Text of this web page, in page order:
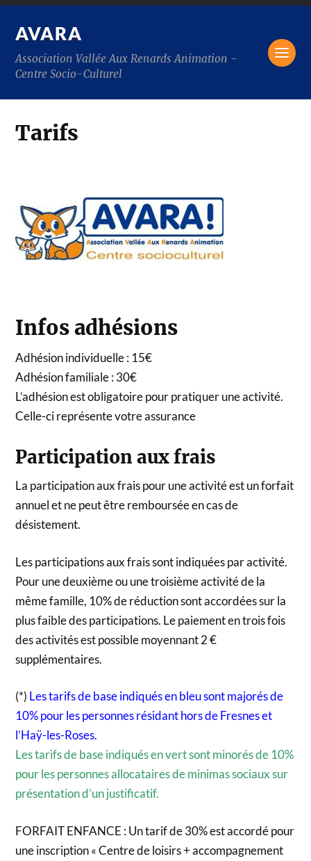
AVARA
Association Vallée Aux Renards Animation -
Centre Socio-Culturel
Tarifs
Infos adhésions
Adhésion individuelle : 15€
Adhésion familiale : 30€
L’adhésion est obligatoire pour pratiquer une activité.
Celle-ci représente votre assurance
Participation aux frais
La participation aux frais pour une activité est un forfait
annuel et ne peut être remboursée en cas de
désistement.
Les participations aux frais sont indiquées par activité.
Pour une deuxième ou une troisième activité de la
même famille, 10% de réduction sont accordées sur la
plus faible des participations. Le paiement en trois fois
des activités est possible moyennant 2 €
supplémentaires.
(*) Les tarifs de base indiqués en bleu sont majorés de
10% pour les personnes résidant hors de Fresnes et
l’Haÿ-les-Roses.
Les tarifs de base indiqués en vert sont minorés de 10%
pour les personnes allocataires de minimas sociaux sur
présentation d’un justificatif.
FORFAIT ENFANCE : Un tarif de 30% est accordé pour
une inscription « Centre de loisirs + accompagnement